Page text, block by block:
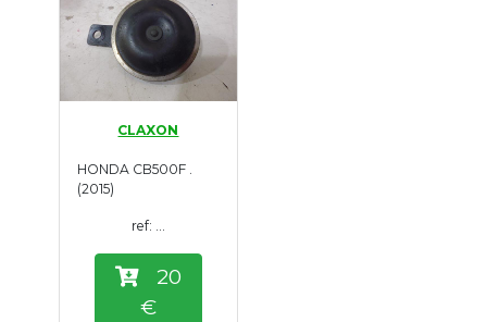
Motores
Nuevos
Motores
Usados
Tasaciones
Formulario
Empresa
CLAXON
HONDA CB500F .
(2015)
ref: ...
20
€